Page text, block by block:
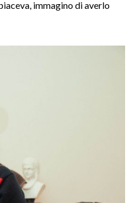
immagino di averlo